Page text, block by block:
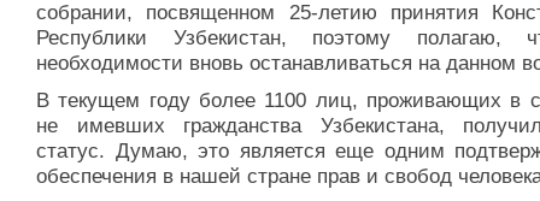
собрании, посвященном 25-летию принятия
Республики Узбекистан, поэтому полагаю,
необходимости вновь останавливаться на данном
В текущем году более 1100 лиц, проживающих в
не имевших гражданства Узбекистана,
статус. Думаю, это является еще одним
обеспечения в нашей стране прав и свобод